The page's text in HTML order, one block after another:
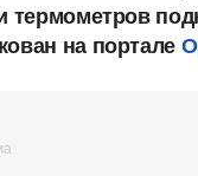
термометров
на портале